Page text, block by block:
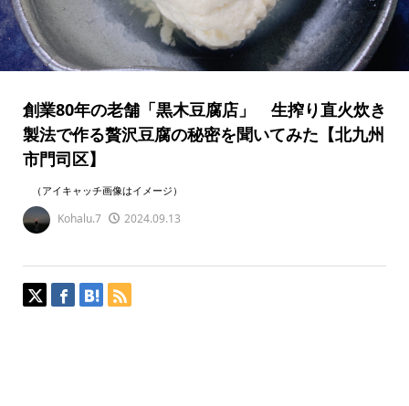
創業80年の老舗「黒木豆腐店」 生搾り直火炊き
製法で作る贅沢豆腐の秘密を聞いてみた【北九州
市門司区】
（アイキャッチ画像はイメージ）
Kohalu.7 2024.09.13